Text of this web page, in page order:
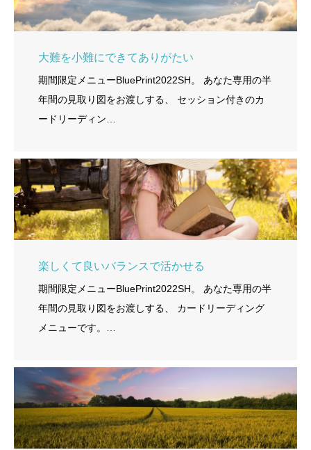
大難を小難にできてありがたい
期間限定メニューBluePrint2022SH。 あなた専用の半
年間の見取り図をお渡しする、 セッション付きのカ
ードリーディン…
楽しくて良いバランスで活かせる
期間限定メニューBluePrint2022SH。 あなた専用の半
年間の見取り図をお渡しする、 カードリーディング
メニューです。…